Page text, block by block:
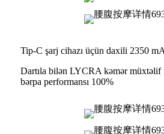
Tip-C şarj cihazı üçün daxili 2350
Dartıla bilən LYCRA kəmər müxtəlif
bərpa performansı 100%